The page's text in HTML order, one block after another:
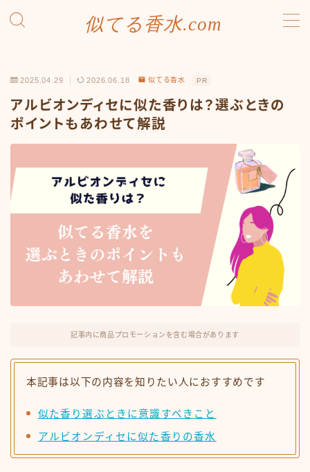
似てる香水.com
お問い合わせ
プライバシーポリシー
利用規約／特定商取引法に基づく表記
有料記事の決済完了ページ
2025.04.29 2026.06.18 似てる香水 PR
アルビオンディセに似た香りは？選ぶときの
ポイントもあわせて解説
記事内に商品プロモーションを含む場合があります
本記事は以下の内容を知りたい人におすすめです
似た香り選ぶときに意識すべきこと
アルビオンディセに似た香りの香水